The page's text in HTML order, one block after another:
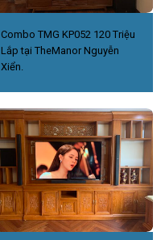
Combo TMG KP052 120 Triệu
Lắp tại TheManor Nguyễn
Xiển.